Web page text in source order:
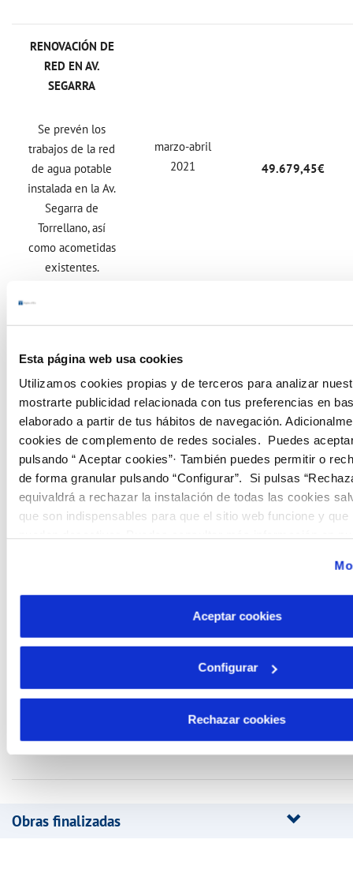
Esta página web usa cookies
Utilizamos cookies propias y de terceros para analizar
mostrarte publicidad relacionada con tus preferencias en
elaborado a partir de tus hábitos de navegación.
cookies de complemento de redes sociales. Puedes
pulsando “ Aceptar cookies”· También puedes permitir o
de forma granular pulsando “Configurar”. Si pulsas
equivaldrá a rechazar la instalación de todas las cookies
que son indispensables para que el sitio web funcione y que
Aceptar cookies
Configurar
Rechazar cookies
RENOVACIÓN DE
RED EN AV.
SEGARRA
Se prevén los
trabajos de la red
de agua potable
instalada en la Av.
Segarra de
Torrellano, así
como acometidas
existentes.
marzo-abril
2021
49.679,45€
ACOMETIDAS EN
Se prevén los
trabajos de
renovación de
acometidas en el
barrio de Los
Palmerales, con la
finalidad de
servicio, reducir las
no registrada y
presentan en la
mayo-julio
Obras finalizadas